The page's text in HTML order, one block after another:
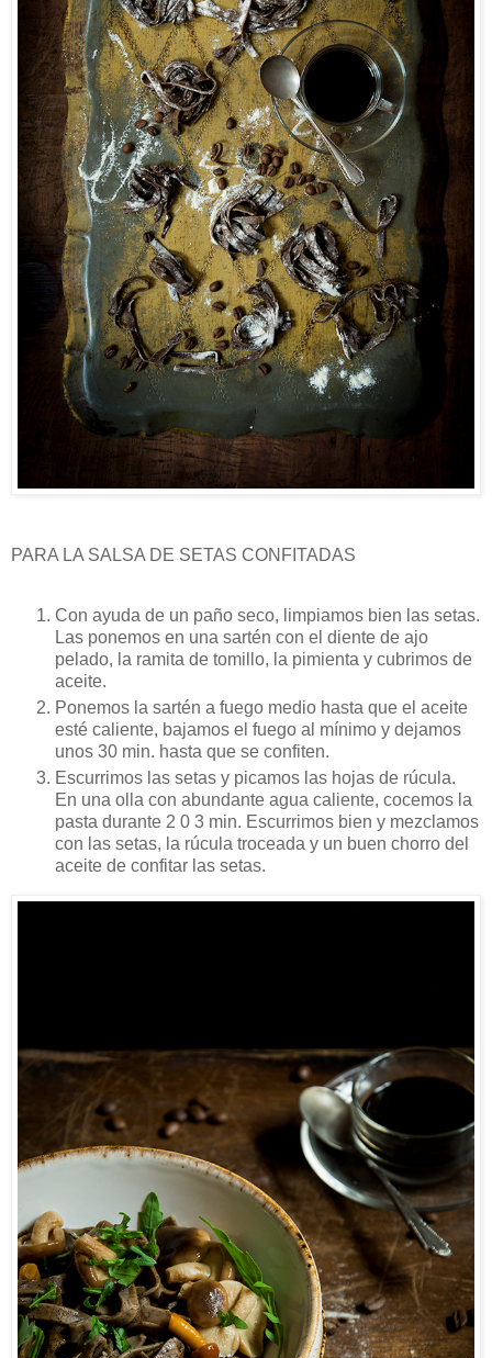
PARA LA SALSA DE SETAS CONFITADAS
Con ayuda de un paño seco, limpiamos bien las setas.
Las ponemos en una sartén con el diente de ajo
pelado, la ramita de tomillo, la pimienta y cubrimos de
aceite.
Ponemos la sartén a fuego medio hasta que el aceite
esté caliente, bajamos el fuego al mínimo y dejamos
unos 30 min. hasta que se confiten.
Escurrimos las setas y picamos las hojas de rúcula.
En una olla con abundante agua caliente, cocemos la
pasta durante 2 0 3 min. Escurrimos bien y mezclamos
con las setas, la rúcula troceada y un buen chorro del
aceite de confitar las setas.